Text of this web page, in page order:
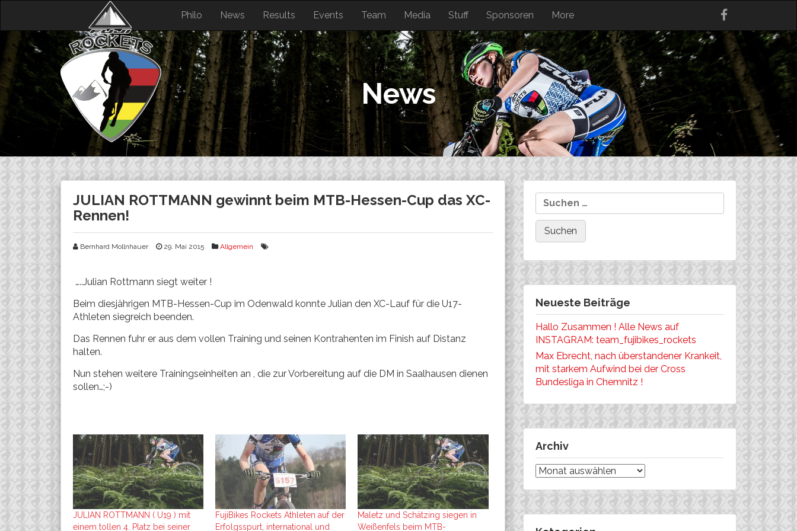
content
Philo News Results Events Team Media Stuff Sponsoren More
News
JULIAN ROTTMANN gewinnt beim MTB-Hessen-Cup das XC-
Rennen!
Bernhard Mollnhauer 29. Mai 2015 Allgemein
…..Julian Rottmann siegt weiter !
Beim diesjährigen MTB-Hessen-Cup im Odenwald konnte Julian den XC-Lauf für die U17-
Athleten siegreich beenden.
Das Rennen fuhr er aus dem vollen Training und seinen Kontrahenten im Finish auf Distanz
halten.
Nun stehen weitere Trainingseinheiten an , die zur Vorbereitung auf die DM in Saalhausen dienen
sollen…;-)
JULIAN ROTTMANN ( U19 ) mit
einem tollen 4. Platz bei seiner
FujiBikes Rockets Athleten auf der
Erfolgsspurt, international und
Maletz und Schätzing siegen in
Weißenfels beim MTB-
Suchen
nach:
Neueste Beiträge
Hallo Zusammen ! Alle News auf
INSTAGRAM: team_fujibikes_rockets
Max Ebrecht, nach überstandener Krankeit,
mit starkem Aufwind bei der Cross
Bundesliga in Chemnitz !
Archiv
Archiv